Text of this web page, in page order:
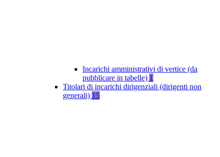
Incarichi amministrativi di vertice (da
pubblicare in tabelle) 1
Titolari di incarichi dirigenziali (dirigenti non
generali) 15